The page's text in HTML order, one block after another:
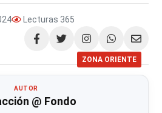
Lecturas 365
Compartir
ZONA ORIENTE
AUTOR
@ Fondo